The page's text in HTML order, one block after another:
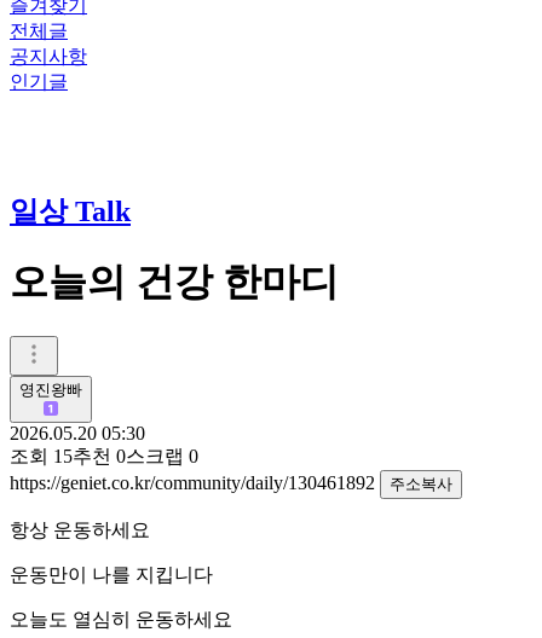
즐겨찾기
전체글
공지사항
인기글
일상 Talk
오늘의 건강 한마디
영진왕빠
2026.05.20 05:30
조회 15추천 0스크랩 0
https://geniet.co.kr/community/daily/130461892
주소복사
항상 운동하세요
운동만이 나를 지킵니다
오늘도 열심히 운동하세요